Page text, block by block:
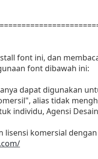
font ini, dan
font dibawah ini:
dapat digunakan
alias tidak
individu, Agensi
lisensi komersial